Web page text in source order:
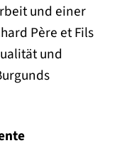
und einer
Père et Fils
und